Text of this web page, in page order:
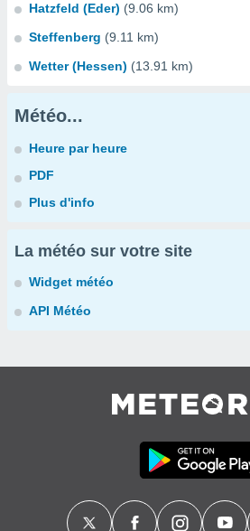
Hatzfeld (Eder) (9.06 km)
Steffenberg (9.11 km)
Wetter (Hessen) (13.91 km)
Météo...
Heure par heure
PDF
Plus d'info
La météo sur votre site
Widget météo
API Météo